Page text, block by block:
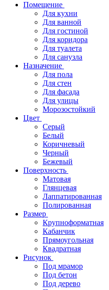
Помещение
Для кухни
Для ванной
Для гостиной
Для коридора
Для туалета
Для санузла
Назначение
Для пола
Для стен
Для фасада
Для улицы
Морозостойкий
Цвет
Серый
Белый
Коричневый
Черный
Бежевый
Поверхность
Матовая
Глянцевая
Лаппатированная
Полированная
Размер
Крупноформатная
Кабанчик
Прямоугольная
Квадратная
Рисунок
Под мрамор
Под бетон
Под дерево